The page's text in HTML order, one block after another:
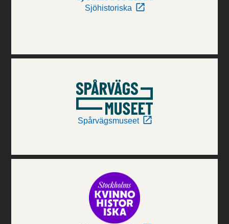
Sjöhistoriska
Spårvägsmuseet